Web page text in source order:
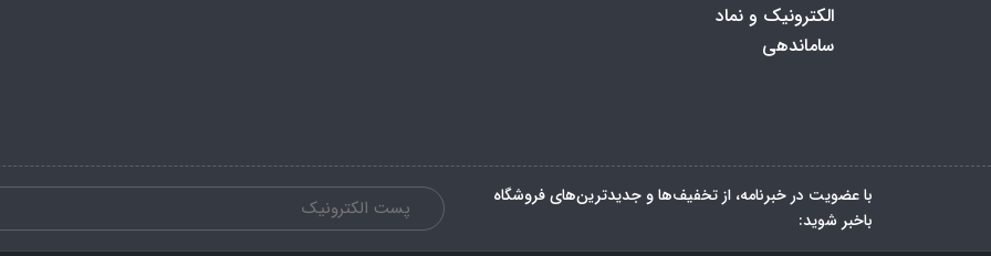
الکترونیک و نماد
ساماندهی
با عضویت در خبرنامه، از تخفیف‌ها و جدیدترین‌های فروشگاه
باخبر شوید: